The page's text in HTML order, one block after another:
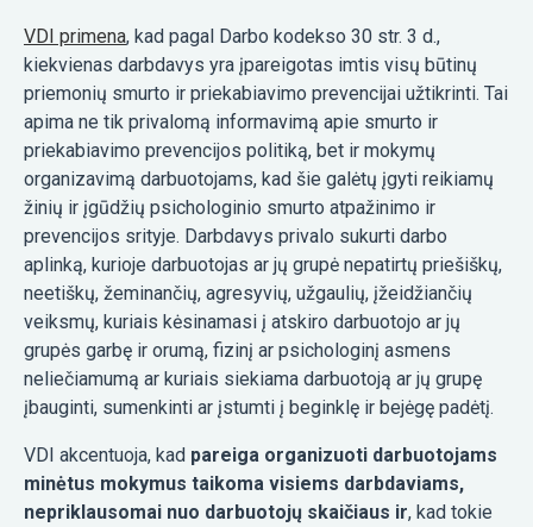
VDI primena, kad pagal Darbo kodekso 30 str. 3 d.,
kiekvienas darbdavys yra įpareigotas imtis visų būtinų
priemonių smurto ir priekabiavimo prevencijai užtikrinti. Tai
apima ne tik privalomą informavimą apie smurto ir
priekabiavimo prevencijos politiką, bet ir mokymų
organizavimą darbuotojams, kad šie galėtų įgyti reikiamų
žinių ir įgūdžių psichologinio smurto atpažinimo ir
prevencijos srityje. Darbdavys privalo sukurti darbo
aplinką, kurioje darbuotojas ar jų grupė nepatirtų priešiškų,
neetiškų, žeminančių, agresyvių, užgaulių, įžeidžiančių
veiksmų, kuriais kėsinamasi į atskiro darbuotojo ar jų
grupės garbę ir orumą, fizinį ar psichologinį asmens
neliečiamumą ar kuriais siekiama darbuotoją ar jų grupę
įbauginti, sumenkinti ar įstumti į beginklę ir bejėgę padėtį.
VDI akcentuoja, kad pareiga organizuoti darbuotojams
minėtus mokymus taikoma visiems darbdaviams,
nepriklausomai nuo darbuotojų skaičiaus ir, kad tokie